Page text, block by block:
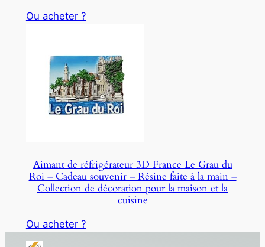
Ou acheter ?
Aimant de réfrigérateur 3D France Le Grau du
Roi – Cadeau souvenir – Résine faite à la main –
Collection de décoration pour la maison et la
cuisine
Ou acheter ?